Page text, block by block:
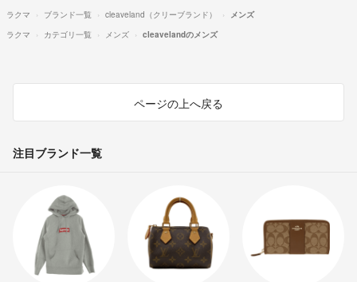
ラクマ ブランド一覧 cleaveland（クリーブランド）
メンズ
ラクマ
カテゴリ一覧 メンズ cleavelandのメンズ
ページの上へ戻る
注目ブランド一覧